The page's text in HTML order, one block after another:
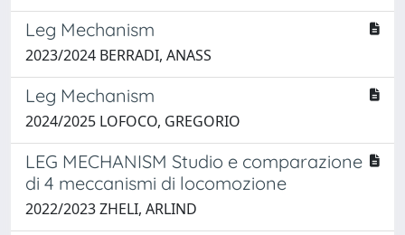
Leg Mechanism
2023/2024 BERRADI, ANASS
Leg Mechanism
2024/2025 LOFOCO, GREGORIO
LEG MECHANISM Studio e comparazione
di 4 meccanismi di locomozione
2022/2023 ZHELI, ARLIND